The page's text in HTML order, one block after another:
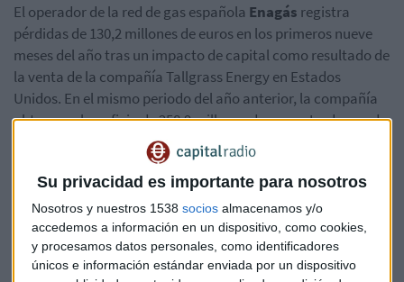
Su privacidad es importante para nosotros
Nosotros y nuestros 1538 socios almacenamos y/o
accedemos a información en un dispositivo, como cookies,
y procesamos datos personales, como identificadores
únicos e información estándar enviada por un dispositivo
El operador de la red de gas española Enagás registra
pérdidas de 130,2 millones de euros en los primeros nueve
meses del año tras un impacto de capital como resultado de
la venta de la compañía Tallgrass Energy en Estados
Unidos. En el mismo periodo del año anterior, la compañía
obtuvo un beneficio de 258,9 millones de euros. La demanda
total de gas natural hasta septiembre ha bajado un 8,6%...la
industrial ha subido un 3,1%.
Atención a lasautomovilísticas.Lasventas totales de
coches en la Unión Europea han bajado un 6,1% interanual,
según datos de la Asociación Europea de Fabricantes de
Automóviles ya que los principales mercados, Alemania,